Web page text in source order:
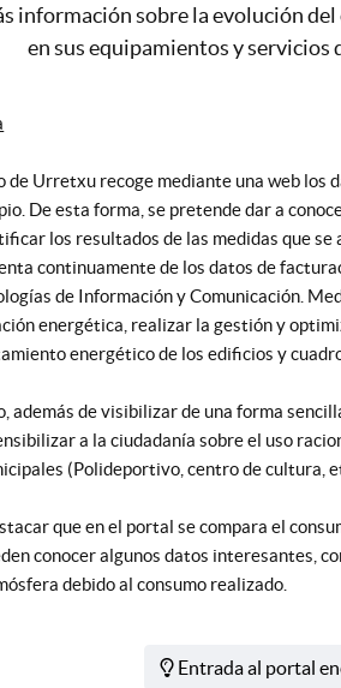
informaciónsobre la evolución
en sus equipamientos y servicios
Urretxu recoge mediante una web los
De esta forma, se pretende dar a
los resultados de las medidas que
continuamente de los datos de
de Información y Comunicación.
energética, realizar la gestión y
energético de los edificios y
, además de visibilizar de una forma
a la ciudadanía sobre el uso
(Polideportivo, centro de cultura,
que en el portal se compara el
conocer algunos datos interesantes,
debido al consumo realizado.
Entrada al portal